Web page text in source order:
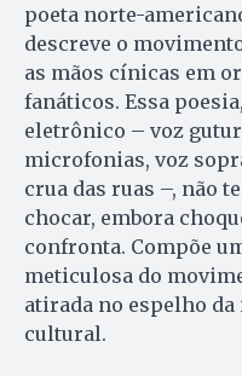
poeta norte-
descreve o
as mãos cínicas em
fanáticos. Essa
eletrônico – voz
microfonias, voz
crua das ruas –, não
chocar, embora
confronta. Compõe
meticulosa do
atirada no espelho
cultural.